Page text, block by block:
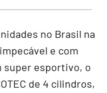
no Brasil na
e com
super esportivo, o
de 4 cilindros,